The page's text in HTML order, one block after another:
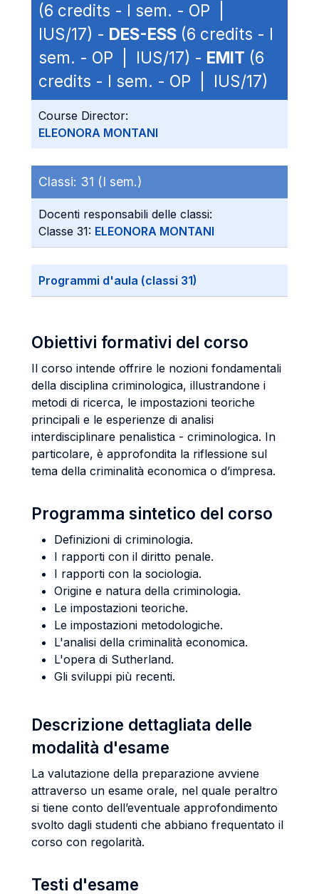
(6 credits - I sem. - OP |
IUS/17) - DES-ESS (6 credits - I
sem. - OP | IUS/17) - EMIT (6
credits - I sem. - OP | IUS/17)
Course Director:
ELEONORA MONTANI
Classi: 31 (I sem.)
Docenti responsabili delle classi:
Classe 31: ELEONORA MONTANI
Programmi d'aula (classi 31)
Obiettivi formativi del corso
Il corso intende offrire le nozioni fondamentali
della disciplina criminologica, illustrandone i
metodi di ricerca, le impostazioni teoriche
principali e le esperienze di analisi
interdisciplinare penalistica - criminologica. In
particolare, è approfondita la riflessione sul
tema della criminalità economica o d’impresa.
Programma sintetico del corso
Definizioni di criminologia.
I rapporti con il diritto penale.
I rapporti con la sociologia.
Origine e natura della criminologia.
Le impostazioni teoriche.
Le impostazioni metodologiche.
L'analisi della criminalità economica.
L'opera di Sutherland.
Gli sviluppi più recenti.
Descrizione dettagliata delle
modalità d'esame
La valutazione della preparazione avviene
attraverso un esame orale, nel quale peraltro
si tiene conto dell’eventuale approfondimento
svolto dagli studenti che abbiano frequentato il
corso con regolarità.
Testi d'esame